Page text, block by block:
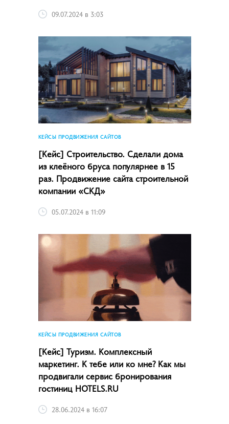
09.07.2024 в 3:03
КЕЙСЫ ПРОДВИЖЕНИЯ САЙТОВ
[Кейс] Строительство. Сделали дома
из клеёного бруса популярнее в 15
раз. Продвижение сайта строительной
компании «СКД»
05.07.2024 в 11:09
КЕЙСЫ ПРОДВИЖЕНИЯ САЙТОВ
[Кейс] Туризм. Комплексный
маркетинг. К тебе или ко мне? Как мы
продвигали сервис бронирования
гостиниц HOTELS.RU
28.06.2024 в 16:07